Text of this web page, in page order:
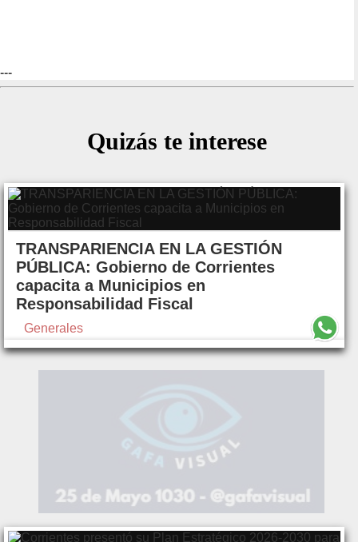
---
Quizás te interese
TRANSPARIENCIA EN LA GESTIÓN
PÚBLICA: Gobierno de Corrientes
capacita a Municipios en
Responsabilidad Fiscal
Generales